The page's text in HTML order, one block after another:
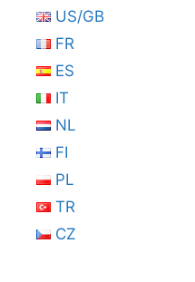
US/GB
FR
ES
IT
NL
FI
PL
TR
CZ